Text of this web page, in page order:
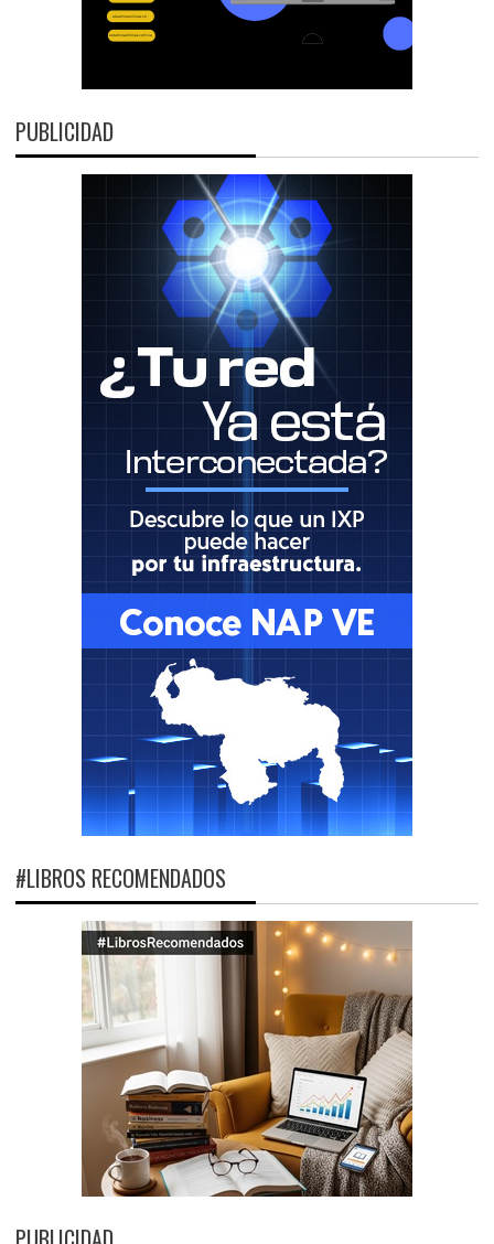
PUBLICIDAD
#LIBROS RECOMENDADOS